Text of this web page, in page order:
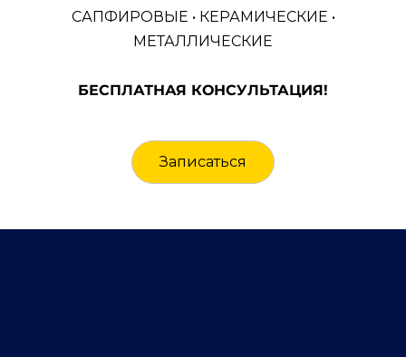
САПФИРОВЫЕ • КЕРАМИЧЕСКИЕ •
МЕТАЛЛИЧЕСКИЕ
БЕСПЛАТНАЯ КОНСУЛЬТАЦИЯ!
Записаться